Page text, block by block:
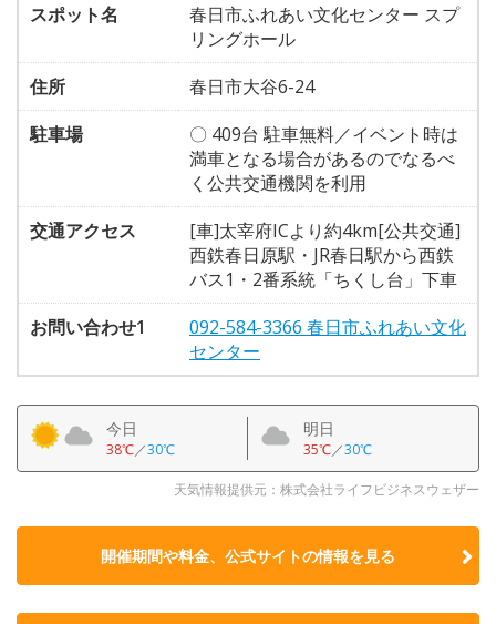
スポット名
春日市ふれあい文化センター スプ
リングホール
住所
春日市大谷6-24
駐車場
〇 409台 駐車無料／イベント時は
満車となる場合があるのでなるべ
く公共交通機関を利用
交通アクセス
[車]太宰府ICより約4km[公共交通]
西鉄春日原駅・JR春日駅から西鉄
バス1・2番系統「ちくし台」下車
お問い合わせ1
092-584-3366 春日市ふれあい文化
センター
今日
38℃／30℃
明日
35℃／30℃
天気情報提供元：株式会社ライフビジネスウェザー
開催期間や料金、公式サイトの情報を見る